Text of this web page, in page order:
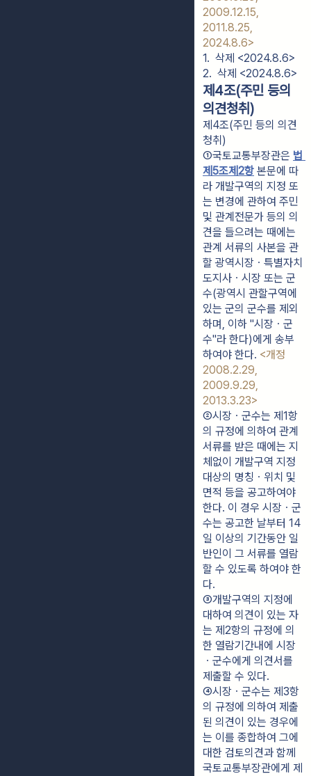
2009.12.15,
2011.8.25,
2024.8.6>
1.  삭제 <2024.8.6>
2.  삭제 <2024.8.6>
제4조(주민 등의
의견청취)
제4조(주민 등의 의견
청취)
①국토교통부장관은 법
제5조제2항 본문에 따
라 개발구역의 지정 또
는 변경에 관하여 주민
및 관계전문가 등의 의
견을 들으려는 때에는
관계 서류의 사본을 관
할 광역시장ㆍ특별자치
도지사ㆍ시장 또는 군
수(광역시 관할구역에
있는 군의 군수를 제외
하며, 이하 "시장ㆍ군
수"라 한다)에게 송부
하여야 한다. <개정
2008.2.29,
2009.9.29,
2013.3.23>
②시장ㆍ군수는 제1항
의 규정에 의하여 관계
서류를 받은 때에는 지
체없이 개발구역 지정
대상의 명칭ㆍ위치 및
면적 등을 공고하여야
한다. 이 경우 시장ㆍ군
수는 공고한 날부터 14
일 이상의 기간동안 일
반인이 그 서류를 열람
할 수 있도록 하여야 한
다.
③개발구역의 지정에
대하여 의견이 있는 자
는 제2항의 규정에 의
한 열람기간내에 시장
ㆍ군수에게 의견서를
제출할 수 있다.
④시장ㆍ군수는 제3항
의 규정에 의하여 제출
된 의견이 있는 경우에
는 이를 종합하여 그에
대한 검토의견과 함께
국토교통부장관에게 제